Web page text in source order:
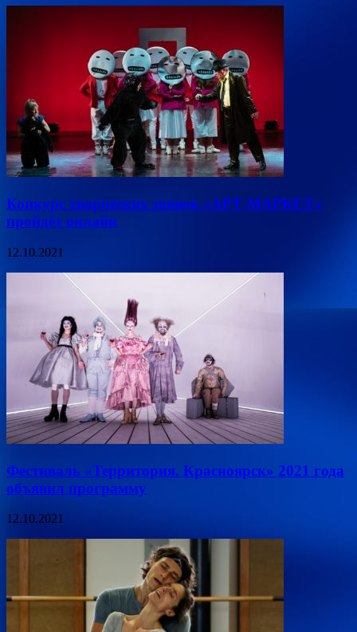
Конкурс творческих заявок «АРТ-МАРКЕТ»
пройдёт онлайн
12.10.2021
Фестиваль «Территория. Красноярск» 2021 года
объявил программу
12.10.2021